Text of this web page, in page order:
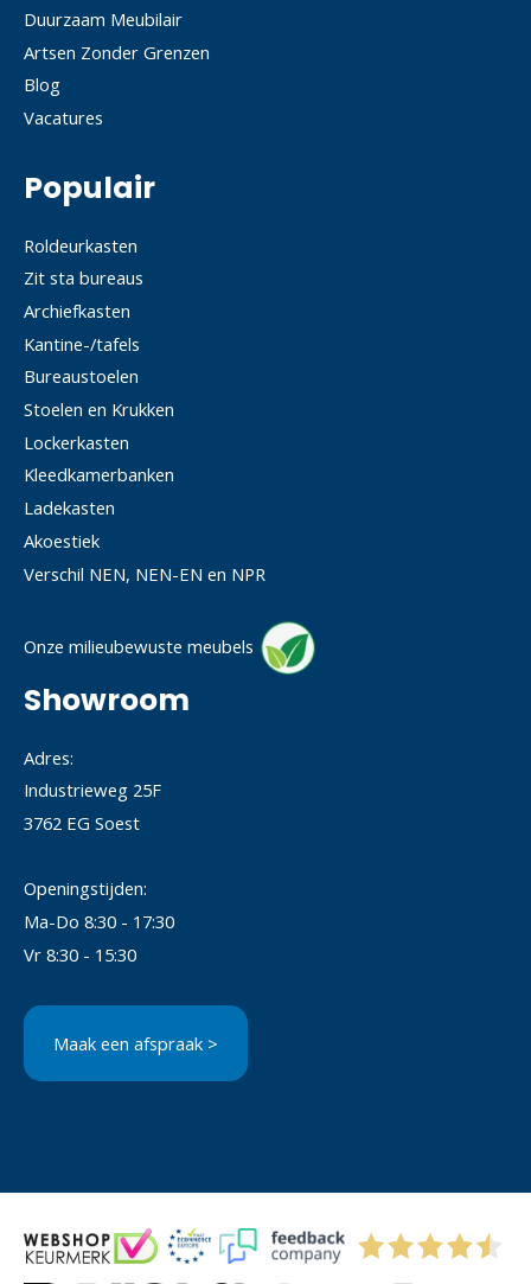
Duurzaam Meubilair
Artsen Zonder Grenzen
Blog
Vacatures
Populair
Roldeurkasten
Zit sta bureaus
Archiefkasten
Kantine-/tafels
Bureaustoelen
Stoelen en Krukken
Lockerkasten
Kleedkamerbanken
Ladekasten
Akoestiek
Verschil NEN, NEN-EN en NPR
Onze milieubewuste meubels
Showroom
Adres:
Industrieweg 25F
3762 EG Soest
Openingstijden:
Ma-Do 8:30 - 17:30
Vr 8:30 - 15:30
Maak een afspraak >